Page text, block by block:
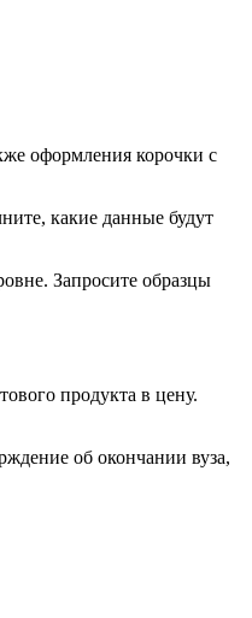
оформления корочки с
какие данные будут
Запросите образцы
продукта в цену.
об окончании вуза,